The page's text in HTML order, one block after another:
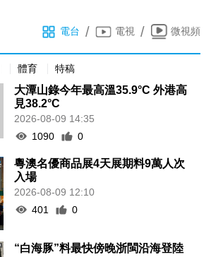
電台 / 電視 / 微視頻
體育 特稿
大潭山錄今年最高溫35.9°C 外港高
見38.2°C
2026-08-09 14:35
1090
0
粵澳名優商品展4天展期料9萬人次
入場
2026-08-09 12:10
401
0
“白海豚”料最快傍晚浙閩沿海登陸